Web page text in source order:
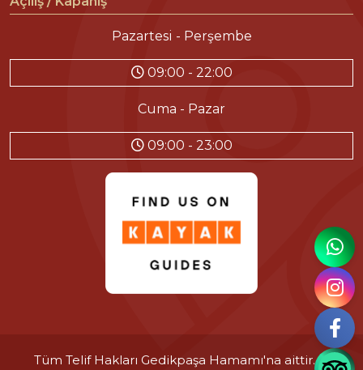
Pazartesi - Perşembe
09:00 - 22:00
Cuma - Pazar
09:00 - 23:00
Tüm Telif Hakları Gedikpaşa Hamamı'na aittir. ©